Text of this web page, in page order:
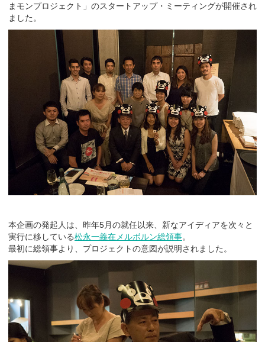
まモンプロジェクト」のスタートアップ・ミーティングが開催され
ました。
本企画の発起人は、昨年5月の就任以来、新なアイディアを次々と
実行に移している松永一義在メルボルン総領事。
最初に総領事より、プロジェクトの意図が説明されました。